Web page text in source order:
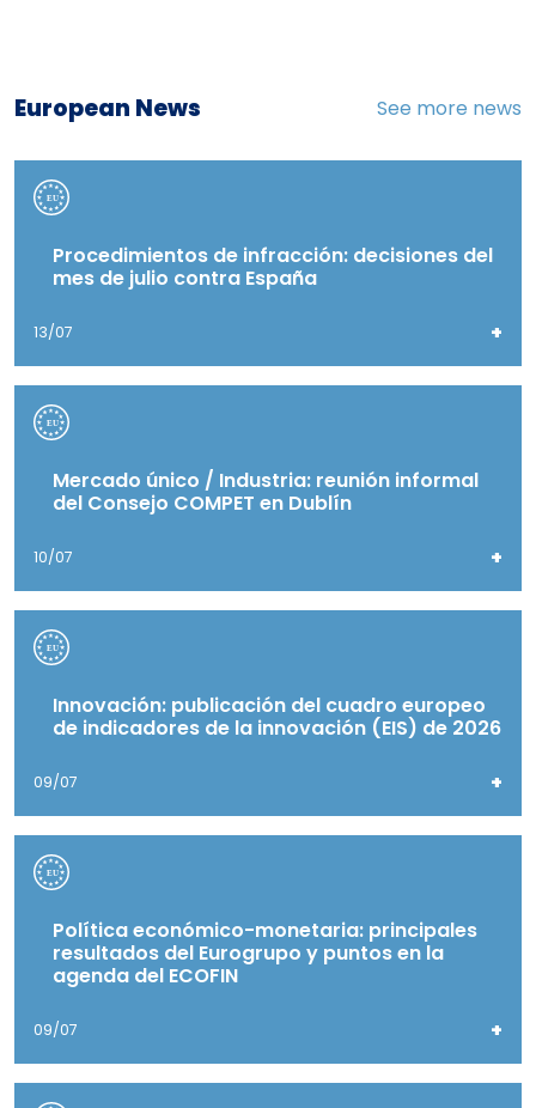
European News See more news
Procedimientos de infracción: decisiones del
mes de julio contra España
13/07 +
Mercado único / Industria: reunión informal
del Consejo COMPET en Dublín
10/07 +
Innovación: publicación del cuadro europeo
de indicadores de la innovación (EIS) de 2026
09/07 +
Política económico-monetaria: principales
resultados del Eurogrupo y puntos en la
agenda del ECOFIN
09/07 +